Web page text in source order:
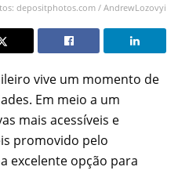
depositphotos.com / AndrewLozovyi
vive um momento de
Em meio a um
mais acessíveis e
promovido pelo
excelente opção para